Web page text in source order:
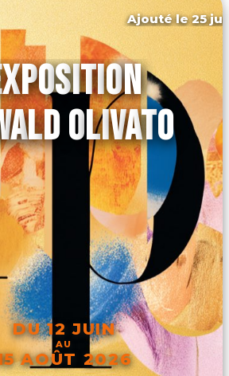
Ajouté le 25
OLIVATO
DU 12 JUIN
AU
AOÛT 2026